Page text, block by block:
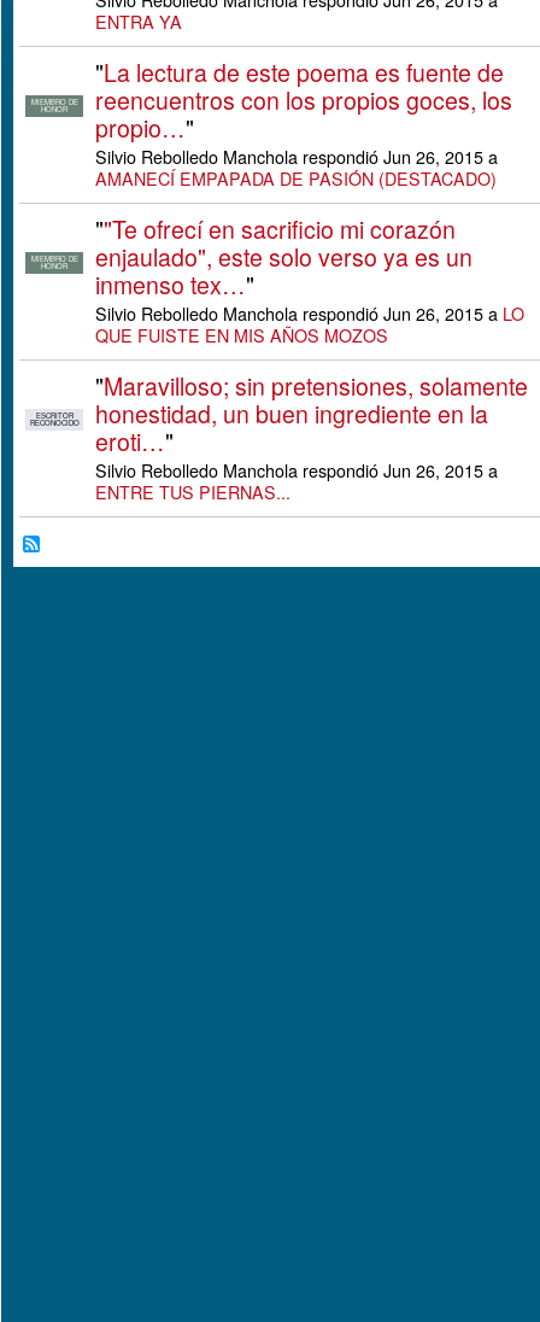
ENTRA YA
MIEMBRO DE
HONOR
"La lectura de este poema es fuente de
reencuentros con los propios goces, los
propio…"
Silvio Rebolledo Manchola respondió Jun 26, 2015 a
AMANECÍ EMPAPADA DE PASIÓN (DESTACADO)
MIEMBRO DE
HONOR
""Te ofrecí en sacrificio mi corazón
enjaulado", este solo verso ya es un
inmenso tex…"
Silvio Rebolledo Manchola respondió Jun 26, 2015 a LO
QUE FUISTE EN MIS AÑOS MOZOS
ESCRITOR
RECONOCIDO
"Maravilloso; sin pretensiones, solamente
honestidad, un buen ingrediente en la
eroti…"
Silvio Rebolledo Manchola respondió Jun 26, 2015 a
ENTRE TUS PIERNAS...